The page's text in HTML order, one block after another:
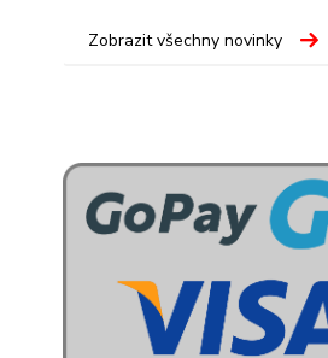
Zobrazit všechny novinky